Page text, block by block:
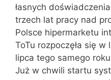
łasnych
trzech lat pracy nad
Polsce hipermarketu
ToTu rozpoczęła się
lipca tego samego
Już w chwili startu